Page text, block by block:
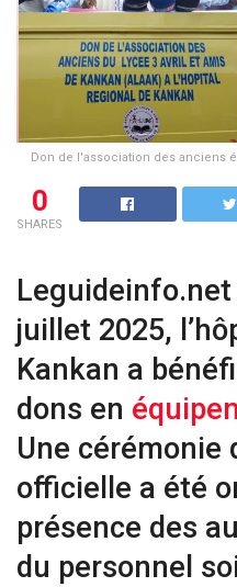
Don de l'association des anciens
0
SHARES
Leguideinfo.net
juillet 2025,
Kankan a
dons en
Une cérémonie
officielle a été
présence des
du personnel